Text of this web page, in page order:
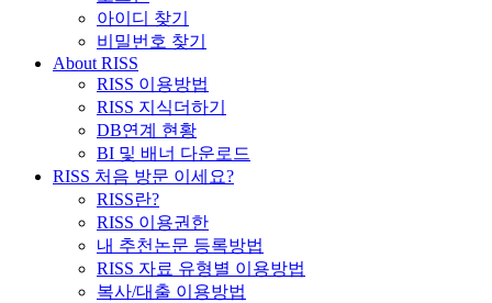
아이디 찾기
비밀번호 찾기
About RISS
RISS 이용방법
RISS 지식더하기
DB연계 현황
BI 및 배너 다운로드
RISS 처음 방문 이세요?
RISS란?
RISS 이용권한
내 추천논문 등록방법
RISS 자료 유형별 이용방법
복사/대출 이용방법